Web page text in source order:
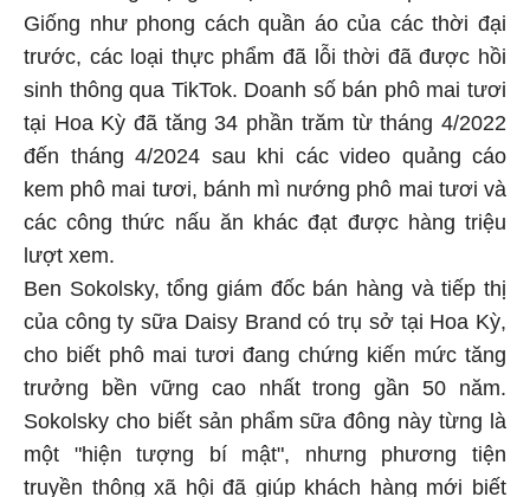
Giống như phong cách quần áo của các thời đại
trước, các loại thực phẩm đã lỗi thời đã được hồi
sinh thông qua TikTok. Doanh số bán phô mai tươi
tại Hoa Kỳ đã tăng 34 phần trăm từ tháng 4/2022
đến tháng 4/2024 sau khi các video quảng cáo
kem phô mai tươi, bánh mì nướng phô mai tươi và
các công thức nấu ăn khác đạt được hàng triệu
lượt xem.
Ben Sokolsky, tổng giám đốc bán hàng và tiếp thị
của công ty sữa Daisy Brand có trụ sở tại Hoa Kỳ,
cho biết phô mai tươi đang chứng kiến mức tăng
trưởng bền vững cao nhất trong gần 50 năm.
Sokolsky cho biết sản phẩm sữa đông này từng là
một "hiện tượng bí mật", nhưng phương tiện
truyền thông xã hội đã giúp khách hàng mới biết